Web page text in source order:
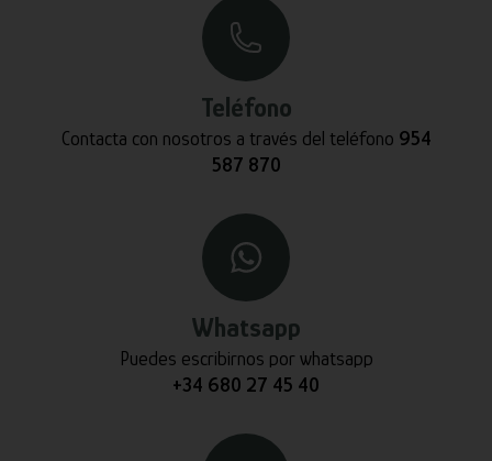
Teléfono
Contacta con nosotros a través del teléfono 954
587 870
Whatsapp
Puedes escribirnos por whatsapp
+34 680 27 45 40